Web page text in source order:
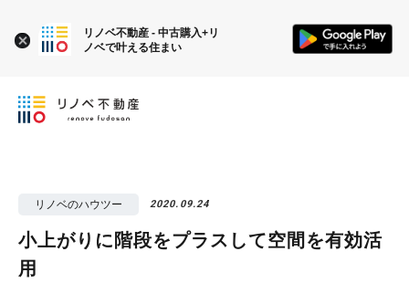
リノベのハウツー 2020.09.24
小上がりに階段をプラスして空間を有効活
用
リノベ不動産 - 中古購入+リ
ノベで叶える住まい